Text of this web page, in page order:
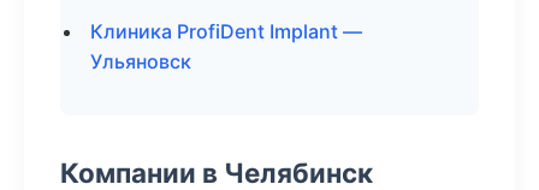
Клиника ProfiDent Implant —
Ульяновск
Компании в Челябинск